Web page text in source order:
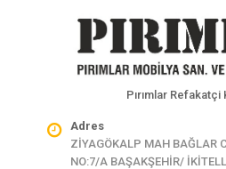
Pırımlar Refakatçi
Adres
ZİYAGÖKALP MAH BAĞLAR
NO:7/A BAŞAKŞEHİR/